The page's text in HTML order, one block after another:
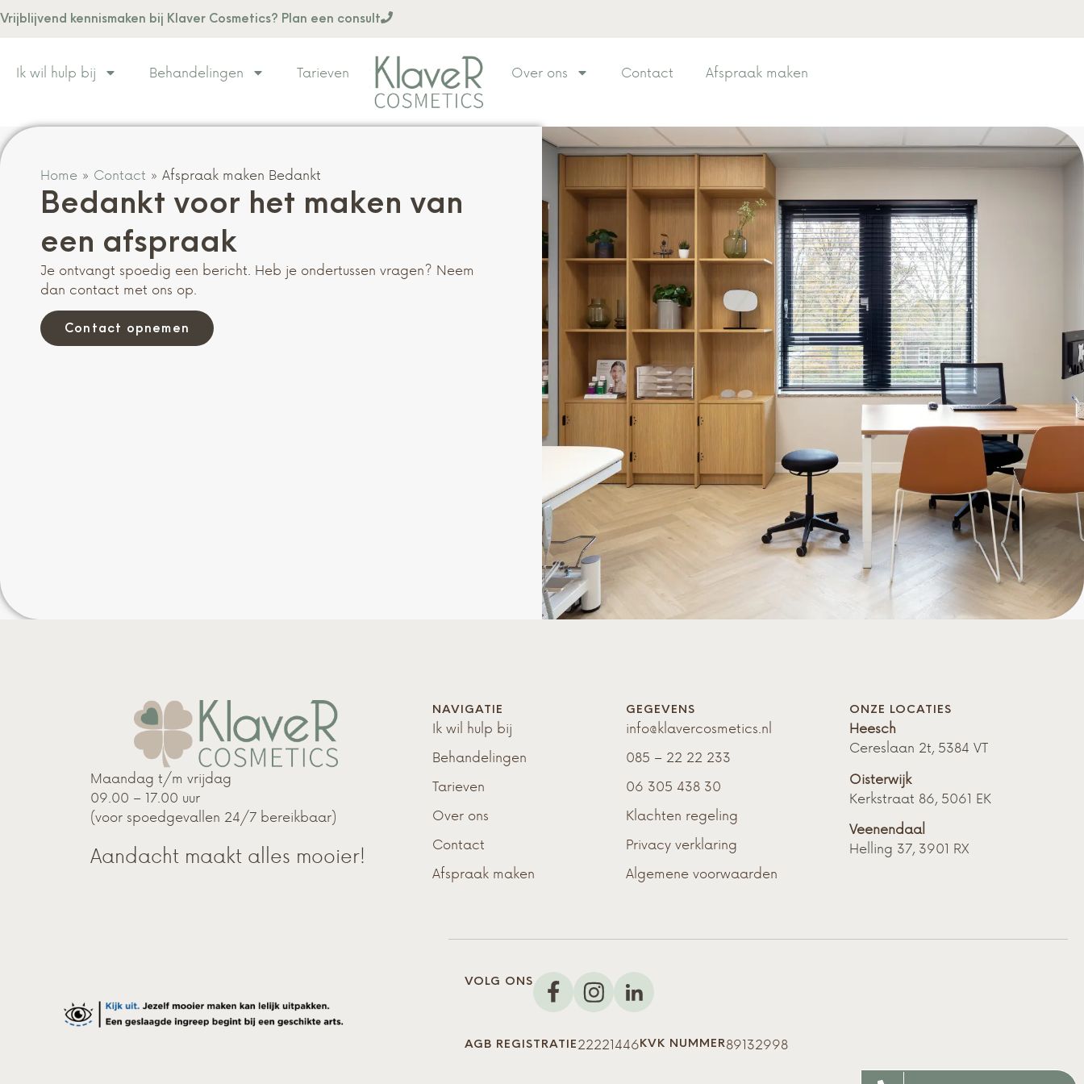
Vrijblijvend kennismaken bij Klaver Cosmetics? Plan een consult
Ik wil hulp bij Behandelingen Tarieven Over ons Contact Afspraak maken
Home » Contact » Afspraak maken Bedankt
Bedankt voor het maken van
een afspraak
Je ontvangt spoedig een bericht. Heb je ondertussen vragen? Neem
dan contact met ons op.
Contact opnemen
Maandag t/m vrijdag
09.00 – 17.00 uur
(voor spoedgevallen 24/7 bereikbaar)
Aandacht maakt alles mooier!
NAVIGATIE
Ik wil hulp bij
Behandelingen
Tarieven
Over ons
Contact
Afspraak maken
GEGEVENS
info@klavercosmetics.nl
085 – 22 22 233
06 305 438 30
Klachten regeling
Privacy verklaring
Algemene voorwaarden
ONZE LOCATIES
Heesch
Cereslaan 2t, 5384 VT
Oisterwijk
Kerkstraat 86, 5061 EK
Veenendaal
Helling 37, 3901 RX
VOLG ONS
AGB REGISTRATIE22221446KVK NUMMER89132998